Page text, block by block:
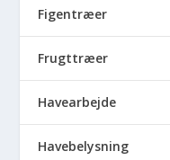
Figentræer
Frugttræer
Havearbejde
Havebelysning